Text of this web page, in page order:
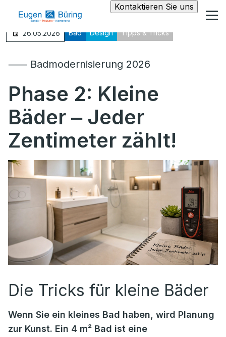
Kontaktieren Sie uns
26.05.2026 Bad Design Tipps & Tricks
⸺ Badmodernisierung 2026
Phase 2: Kleine
Bäder ‒ Jeder
Zentimeter zählt!
Die Tricks für kleine Bäder
Wenn Sie ein kleines Bad haben, wird Planung
zur Kunst. Ein 4 m² Bad ist eine